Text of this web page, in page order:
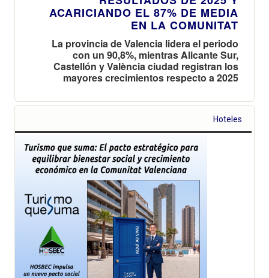
ACARICIANDO EL 87% DE MEDIA
EN LA COMUNITAT
La provincia de Valencia lidera el periodo
con un 90,8%, mientras Alicante Sur,
Castellón y València ciudad registran los
mayores crecimientos respecto a 2025
Hoteles